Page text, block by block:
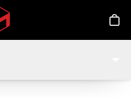
to main content
PREISE